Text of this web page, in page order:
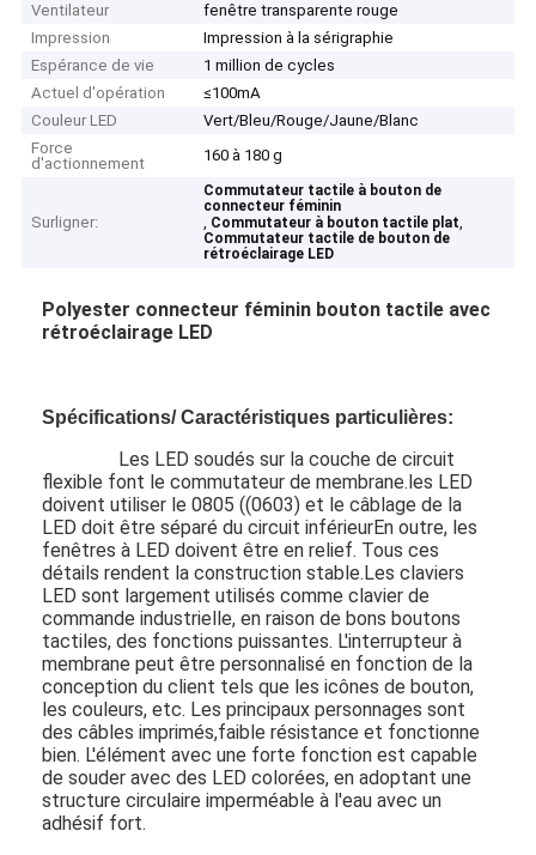
Ventilateur
fenêtre transparente rouge
Impression
Impression à la sérigraphie
Espérance de vie
1 million de cycles
Actuel d'opération
≤100mA
Couleur LED
Vert/Bleu/Rouge/Jaune/Blanc
Force
d'actionnement
160 à 180 g
Surligner:
Commutateur tactile à bouton de
connecteur féminin
, Commutateur à bouton tactile plat,
Commutateur tactile de bouton de
rétroéclairage LED
Polyester connecteur féminin bouton tactile avec
rétroéclairage LED
Spécifications/ Caractéristiques particulières:
Les LED soudés sur la couche de circuit
flexible font le commutateur de membrane.les LED
doivent utiliser le 0805 ((0603) et le câblage de la
LED doit être séparé du circuit inférieurEn outre, les
fenêtres à LED doivent être en relief. Tous ces
détails rendent la construction stable.Les claviers
LED sont largement utilisés comme clavier de
commande industrielle, en raison de bons boutons
tactiles, des fonctions puissantes. L'interrupteur à
membrane peut être personnalisé en fonction de la
conception du client tels que les icônes de bouton,
les couleurs, etc. Les principaux personnages sont
des câbles imprimés,faible résistance et fonctionne
bien. L'élément avec une forte fonction est capable
de souder avec des LED colorées, en adoptant une
structure circulaire imperméable à l'eau avec un
adhésif fort.